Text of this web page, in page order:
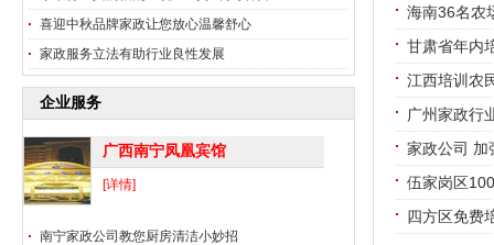
喜迎中秋品牌家政让您放心温馨舒心
家政服务立法有助行业良性发展
企业服务
广西南宁凤凰宾馆
[详情]
南宁家政公司教您厨房清洁小妙招
海南36名农
甘肃省年内
江西培训农
广州家政行
家政公司 加
伍家岗区
四方区免费